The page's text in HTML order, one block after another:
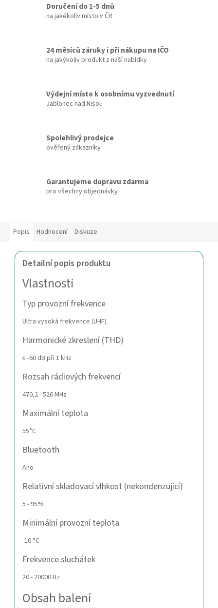
Doručení do 1-5 dnů
na jakékoliv místo v ČR
24 měsíců záruky i při nákupu na IČO
na jakýkoliv produkt z naší nabídky
Výdejní místo k osobnímu vyzvednutí
Jablonec nad Nisou
Spolehlivý prodejce
ověřený zákazníky
Garantujeme dopravu zdarma
pro všechny objednávky
Popis Hodnocení Diskuze
Detailní popis produktu
Vlastnosti
Typ provozní frekvence
Ultra vysoká frekvence (UHF)
Harmonické zkreslení (THD)
≤ -60 dB při 1 kHz
Rozsah rádiových frekvencí
470,2 - 526 MHz
Maximální teplota
55°C
Bluetooth
Ano
Relativní skladovací vlhkost (nekondenzující)
5 - 95%
Minimální provozní teplota
-10 °C
Frekvence sluchátek
20 - 20000 Hz
Obsah balení